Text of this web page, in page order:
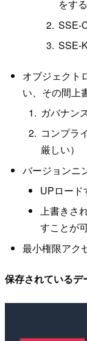
をする
SSE-
SSE-
オブジェクト
い、その間上
ガバナン
コンプラ
厳しい）
バージョンニ
UPロード
上書きさ
すことが
最小権限アク
保存されている